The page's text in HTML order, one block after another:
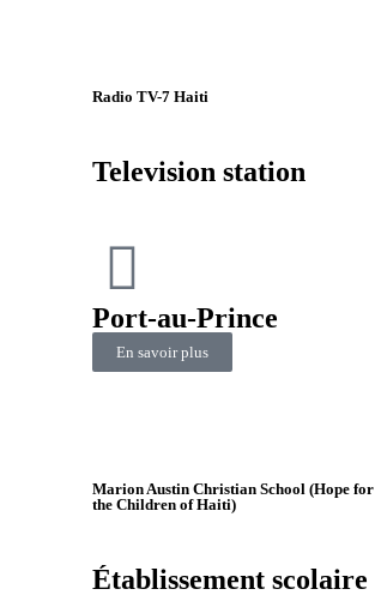
Radio TV-7 Haiti
Television station
Port-au-Prince
En savoir plus
Marion Austin Christian School (Hope for
the Children of Haiti)
Établissement scolaire